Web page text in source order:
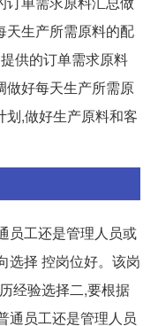
天生产所需原料的配
供的订单需求原料
做好每天生产所需原
划,做好生产原料和客
员工还是管理人员或
选择 控岗位好。该岗
经验选择二,要根据
通员工还是管理人员